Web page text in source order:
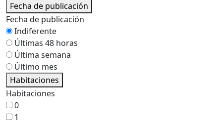
Fecha de publicación
Fecha de publicación
Indiferente
Últimas 48 horas
Última semana
Último mes
Habitaciones
Habitaciones
0
1